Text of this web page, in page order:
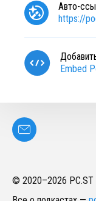
Авто-
https://
Embed
© 2020–2026 PC.ST